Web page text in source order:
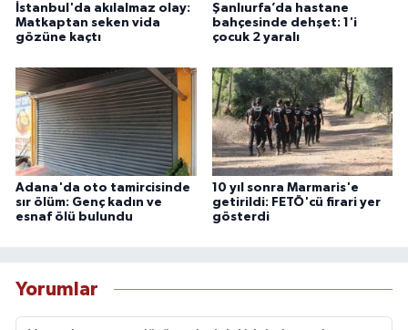
İstanbul'da akılalmaz olay:
Matkaptan seken vida
gözüne kaçtı
Şanlıurfa’da hastane
bahçesinde dehşet: 1'i
çocuk 2 yaralı
Adana'da oto tamircisinde
sır ölüm: Genç kadın ve
esnaf ölü bulundu
10 yıl sonra Marmaris'e
getirildi: FETÖ'cü firari yer
gösterdi
Yorumlar